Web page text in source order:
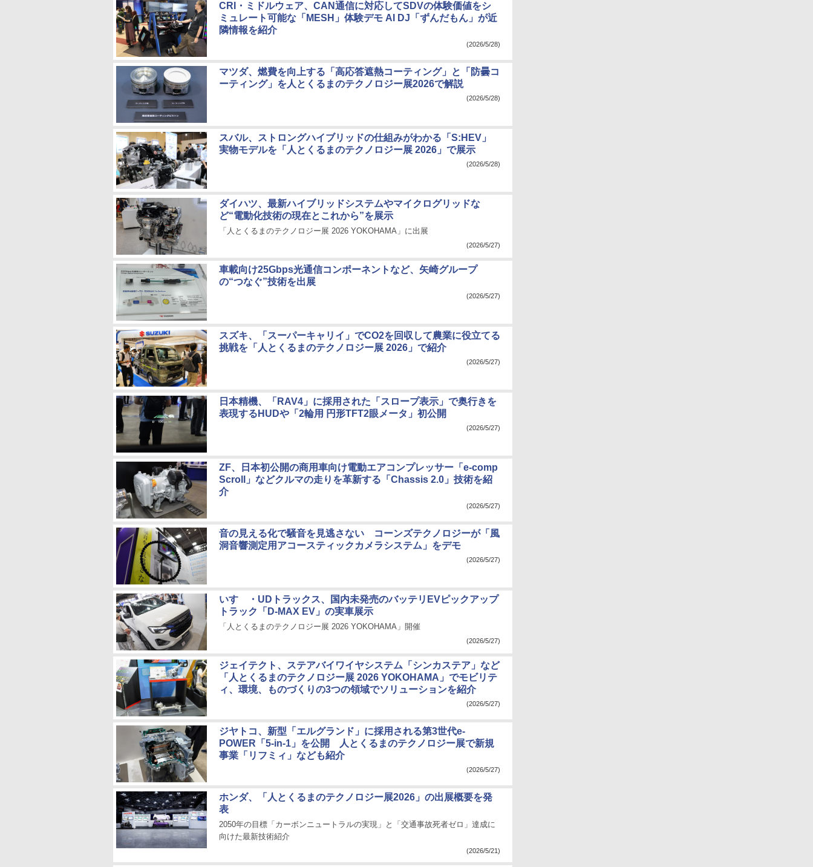
CRI・ミドルウェア、CAN通信に対応してSDVの体験価値をシ
ミュレート可能な「MESH」体験デモ AI DJ「ずんだもん」が近
隣情報を紹介
(2026/5/28)
マツダ、燃費を向上する「高応答遮熱コーティング」と「防曇コ
ーティング」を人とくるまのテクノロジー展2026で解説
(2026/5/28)
スバル、ストロングハイブリッドの仕組みがわかる「S:HEV」
実物モデルを「人とくるまのテクノロジー展 2026」で展示
(2026/5/28)
ダイハツ、最新ハイブリッドシステムやマイクログリッドな
ど“電動化技術の現在とこれから”を展示
「人とくるまのテクノロジー展 2026 YOKOHAMA」に出展
(2026/5/27)
車載向け25Gbps光通信コンポーネントなど、矢崎グループ
の“つなぐ”技術を出展
(2026/5/27)
スズキ、「スーパーキャリイ」でCO2を回収して農業に役立てる
挑戦を「人とくるまのテクノロジー展 2026」で紹介
(2026/5/27)
日本精機、「RAV4」に採用された「スロープ表示」で奥行きを
表現するHUDや「2輪用 円形TFT2眼メータ」初公開
(2026/5/27)
ZF、日本初公開の商用車向け電動エアコンプレッサー「e-comp
Scroll」などクルマの走りを革新する「Chassis 2.0」技術を紹
介
(2026/5/27)
音の見える化で騒音を見逃さない コーンズテクノロジーが「風
洞音響測定用アコースティックカメラシステム」をデモ
(2026/5/27)
いすゞ・UDトラックス、国内未発売のバッテリEVピックアップ
トラック「D-MAX EV」の実車展示
「人とくるまのテクノロジー展 2026 YOKOHAMA」開催
(2026/5/27)
ジェイテクト、ステアバイワイヤシステム「シンカステア」など
「人とくるまのテクノロジー展 2026 YOKOHAMA」でモビリテ
ィ、環境、ものづくりの3つの領域でソリューションを紹介
(2026/5/27)
ジヤトコ、新型「エルグランド」に採用される第3世代e-
POWER「5-in-1」を公開 人とくるまのテクノロジー展で新規
事業「リフミィ」なども紹介
(2026/5/27)
ホンダ、「人とくるまのテクノロジー展2026」の出展概要を発
表
2050年の目標「カーボンニュートラルの実現」と「交通事故死者ゼロ」達成に
向けた最新技術紹介
(2026/5/21)